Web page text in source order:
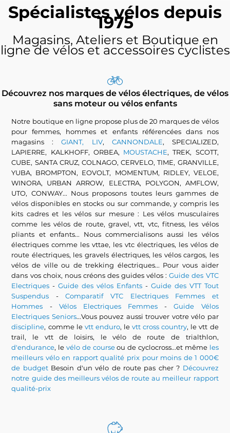
Spécialistes vélos depuis
1975
Magasins, Ateliers et Boutique en
ligne de vélos et accessoires cyclistes
Découvrez nos marques de vélos électriques, de vélos
sans moteur ou vélos enfants
Notre boutique en ligne propose plus de 20 marques de vélos
pour femmes, hommes et enfants référencées dans nos
magasins :GIANT, LIV, CANNONDALE, SPECIALIZED,
LAPIERRE, KALKHOFF, ORBEA, MOUSTACHE, TREK, SCOTT,
CUBE, SANTA CRUZ, COLNAGO, CERVELO, TIME, GRANVILLE,
YUBA, BROMPTON, EOVOLT, MOMENTUM, RIDLEY, VELOE,
WINORA, URBAN ARROW, ELECTRA, POLYGON, AMFLOW,
UTO, CONWAY... Nous proposons toutes leurs gammes de
vélos disponibles en stocks ou sur commande, y compris les
kits cadres et les vélos sur mesure : Les vélos musculaires
comme les vélos de route, gravel, vtt, vtc, fitness, les vélos
pliants et enfants... Nous commercialisons aussi les vélos
électriques comme les vttae, les vtc électriques, les vélos de
route électriques, les gravels électriques, les vélos cargos, les
vélos de ville ou de trekking électriques... Pour vous aider
dans vos choix, nous créons des guides vélos :Guide des VTC
Electriques -Guide des vélos Enfants - Guide des VTT Tout
Suspendus -Comparatif VTC Electriques Femmes et
Hommes - Vélos Electriques Femmes -Guide Vélos
Electriques Seniors...Vous pouvez aussi trouver votre vélo par
discipline, comme le vtt enduro, levtt cross country, le vtt de
trail, le vtt de loisirs, le vélo de route de trialthlon,
d'endurance, levélo de courseou de cyclocross...et même les
meilleurs vélo en rapport qualité prix pour moins de 1 000€
de budgetBesoin d'un vélo de route pas cher ? Découvrez
notre guide des meilleurs vélos de route au meilleur rapport
qualité-prix